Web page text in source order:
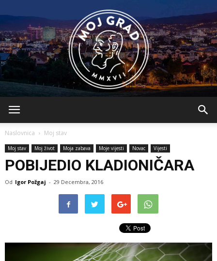
Naslovnica Moj stav
Moj stav Moj život Moja zabava Moje vijesti Novac Vijesti
POBIJEDIO KLADIONIČARA
Od Igor Požgaj - 29 Decembra, 2016